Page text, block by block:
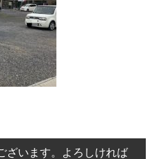
ざいます。よろしければ